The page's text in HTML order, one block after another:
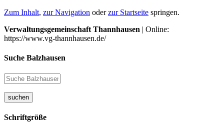
Zum Inhalt, zur Navigation oderzur Startseite springen.
Verwaltungsgemeinschaft Thannhausen | Online:
https://www.vg-thannhausen.de/
Suche Balzhausen
suchen
Schriftgröße